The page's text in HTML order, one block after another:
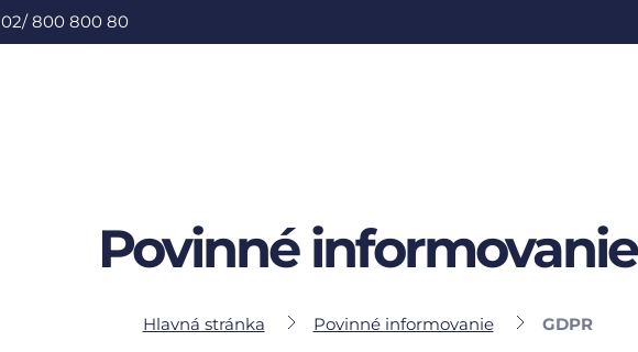
02/ 800 800 80
Povinné informovanie
Hlavná stránka Povinné informovanie GDPR